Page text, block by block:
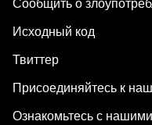
Сообщить о
Исходный код
Твиттер
Присоединяйтесь к
Ознакомьтесь с